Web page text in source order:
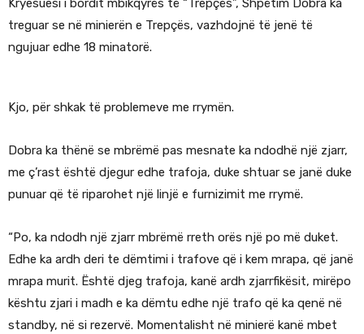
Kryesuesi i bordit mbikqyrës të “Trepçës”, Shpëtim Dobra ka
treguar se në minierën e Trepçës, vazhdojnë të jenë të
ngujuar edhe 18 minatorë.
Kjo, për shkak të problemeve me rrymën.
Dobra ka thënë se mbrëmë pas mesnate ka ndodhë një zjarr,
me ç’rast është djegur edhe trafoja, duke shtuar se janë duke
punuar që të riparohet një linjë e furnizimit me rrymë.
“Po, ka ndodh një zjarr mbrëmë rreth orës një po më duket.
Edhe ka ardh deri te dëmtimi i trafove që i kem mrapa, që janë
mrapa murit. Është djeg trafoja, kanë ardh zjarrfikësit, mirëpo
kështu zjari i madh e ka dëmtu edhe një trafo që ka qenë në
standby, në si rezervë. Momentalisht në minierë kanë mbet